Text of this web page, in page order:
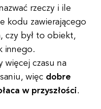
rzeczy i ile
kodu zawierającego
czy był to obiekt,
innego.
więcej czasu na
więc dobre
w przyszłości.